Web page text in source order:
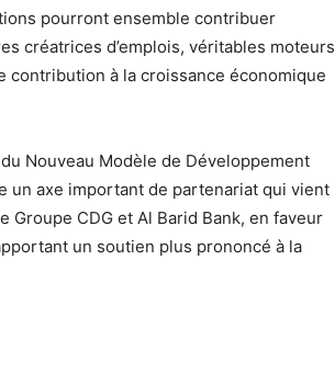
pourront ensemble contribuer
créatrices d’emplois, véritables moteurs
contribution à la croissance économique
Nouveau Modèle de Développement
un axe important de partenariat qui vient
CDG et Al Barid Bank, en faveur
un soutien plus prononcé à la